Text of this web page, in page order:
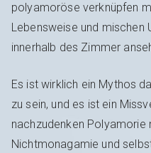
polyamoröse verknüpfen
Lebensweise und mischen
innerhalb des Zimmer
Es ist wirklich ein Mythos
zu sein, und es ist ein
nachzudenken Polyamorie
Nichtmonagamie und